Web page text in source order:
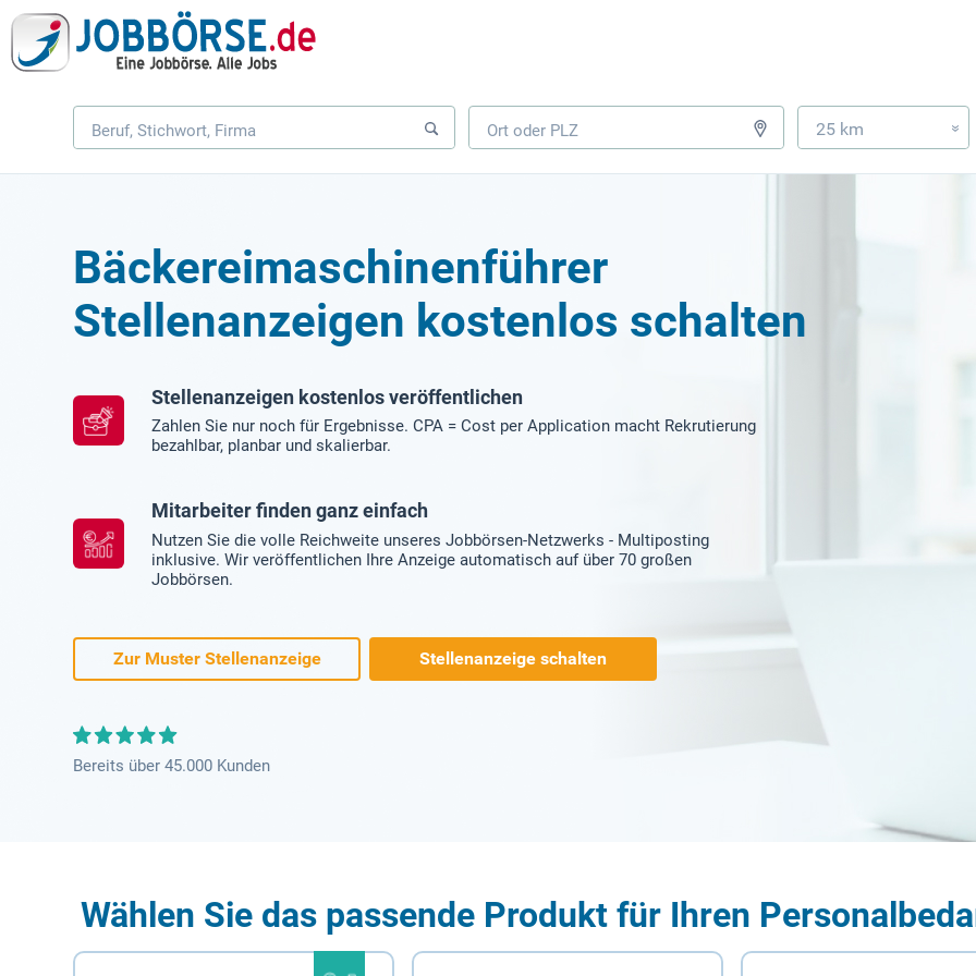
25 km »
Bäckereimaschinenführer
Stellenanzeigen kostenlos schalten
Stellenanzeigen kostenlos veröffentlichen
Zahlen Sie nur noch für Ergebnisse. CPA = Cost per Application macht Rekrutierung
bezahlbar, planbar und skalierbar.
Mitarbeiter finden ganz einfach
Nutzen Sie die volle Reichweite unseres Jobbörsen-Netzwerks - Multiposting
inklusive. Wir veröffentlichen Ihre Anzeige automatisch auf über 70 großen
Jobbörsen.
Zur Muster Stellenanzeige Stellenanzeige schalten
Bereits über 45.000 Kunden
Wählen Sie das passende Produkt für Ihren